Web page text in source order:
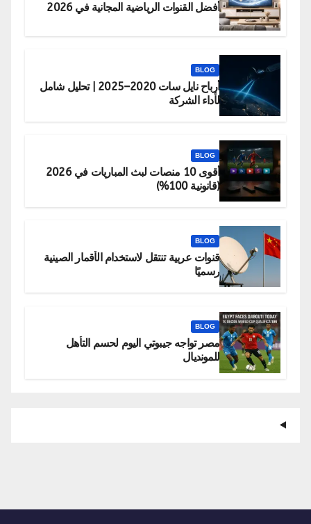
أفضل القنوات الرياضية المجانية في 2026
BLOG
أرباح نايل سات 2020–2025 | تحليل شامل
لأداء الشركة
BLOG
أقوى 10 منصات لبث المباريات في 2026
(قانونية 100%)
BLOG
قنوات عربية تنتقل لاستخدام الأقمار الصينية
رسميًا
BLOG
مصر تواجه جيبوتي اليوم لحسم التأهل
للمونديال